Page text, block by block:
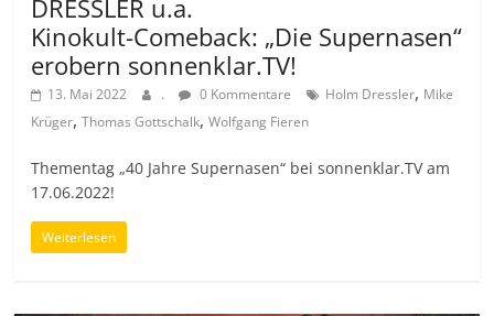
DRESSLER u.a.
Kinokult-Comeback: „Die Supernasen“
erobern sonnenklar.TV!
13. Mai 2022 . 0 Kommentare Holm Dressler, Mike
Krüger,Thomas Gottschalk,Wolfgang Fieren
Thementag „40 Jahre Supernasen“ bei sonnenklar.TV am
17.06.2022!
Weiterlesen